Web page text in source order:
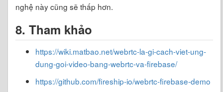
nghệ này cũng sẽ thấp hơn.
8. Tham khảo
https://wiki.matbao.net/webrtc-la-gi-cach-viet-ung-
dung-goi-video-bang-webrtc-va-firebase/
https://github.com/fireship-io/webrtc-firebase-demo